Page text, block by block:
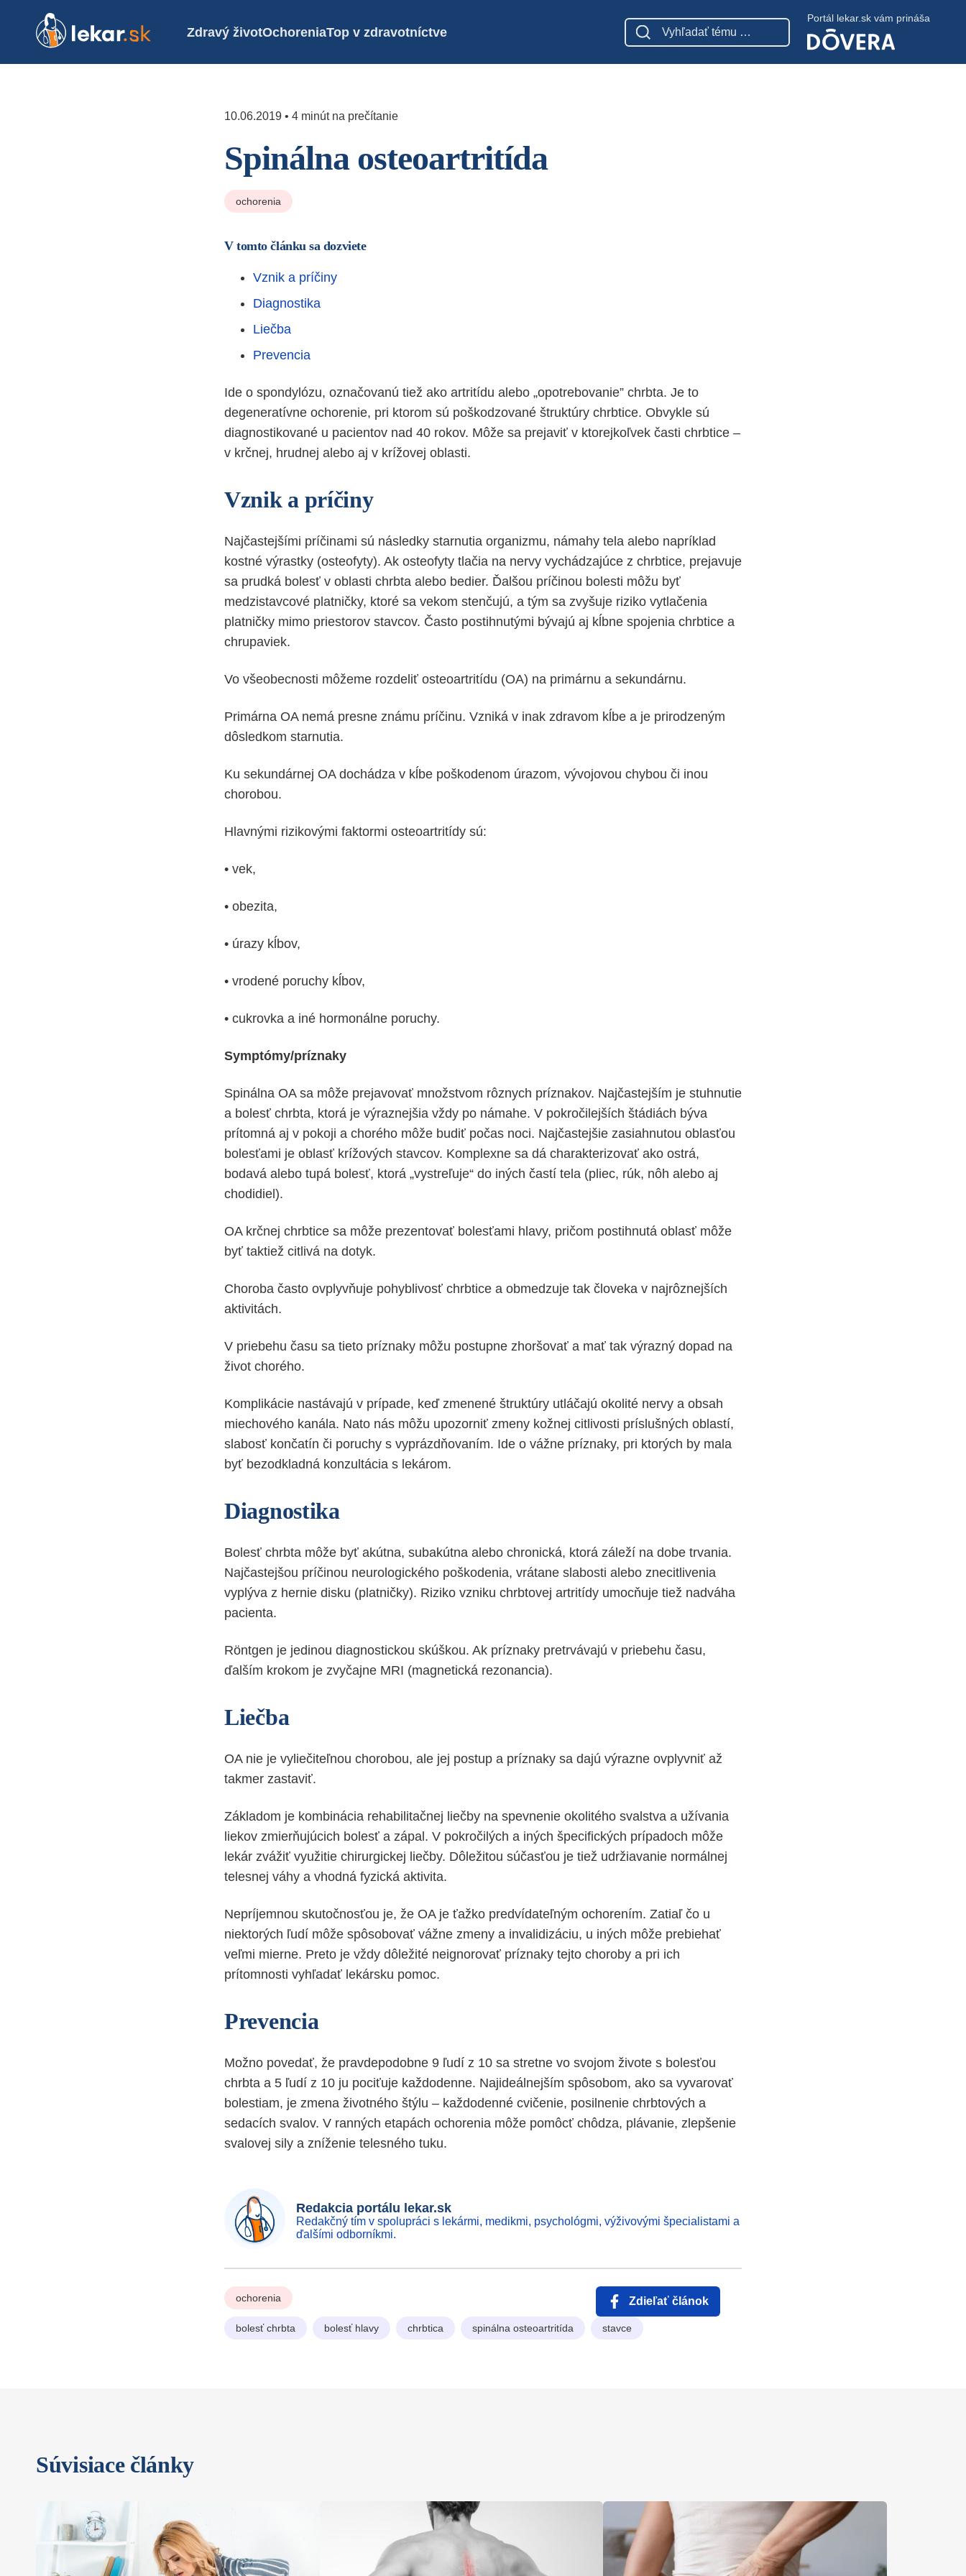
Zdravý životOchoreniaTop v zdravotníctve
Portál lekar.sk vám prináša
10.06.2019 • 4 minút na prečítanie
Spinálna osteoartritída
ochorenia
V tomto článku sa dozviete
Vznik a príčiny
Diagnostika
Liečba
Prevencia
Ide o spondylózu, označovanú tiež ako artritídu alebo „opotrebovanie” chrbta. Je to
degeneratívne ochorenie, pri ktorom sú poškodzované štruktúry chrbtice. Obvykle sú
diagnostikované u pacientov nad 40 rokov. Môže sa prejaviť v ktorejkoľvek časti chrbtice –
v krčnej, hrudnej alebo aj v krížovej oblasti.
Vznik a príčiny
Najčastejšími príčinami sú následky starnutia organizmu, námahy tela alebo napríklad
kostné výrastky (osteofyty). Ak osteofyty tlačia na nervy vychádzajúce z chrbtice, prejavuje
sa prudká bolesť v oblasti chrbta alebo bedier. Ďalšou príčinou bolesti môžu byť
medzistavcové platničky, ktoré sa vekom stenčujú, a tým sa zvyšuje riziko vytlačenia
platničky mimo priestorov stavcov. Často postihnutými bývajú aj kĺbne spojenia chrbtice a
chrupaviek.
Vo všeobecnosti môžeme rozdeliť osteoartritídu (OA) na primárnu a sekundárnu.
Primárna OA nemá presne známu príčinu. Vzniká v inak zdravom kĺbe a je prirodzeným
dôsledkom starnutia.
Ku sekundárnej OA dochádza v kĺbe poškodenom úrazom, vývojovou chybou či inou
chorobou.
Hlavnými rizikovými faktormi osteoartritídy sú:
• vek,
• obezita,
• úrazy kĺbov,
• vrodené poruchy kĺbov,
• cukrovka a iné hormonálne poruchy.
Symptómy/príznaky
Spinálna OA sa môže prejavovať množstvom rôznych príznakov. Najčastejším je stuhnutie
a bolesť chrbta, ktorá je výraznejšia vždy po námahe. V pokročilejších štádiách býva
prítomná aj v pokoji a chorého môže budiť počas noci. Najčastejšie zasiahnutou oblasťou
bolesťami je oblasť krížových stavcov. Komplexne sa dá charakterizovať ako ostrá,
bodavá alebo tupá bolesť, ktorá „vystreľuje“ do iných častí tela (pliec, rúk, nôh alebo aj
chodidiel).
OA krčnej chrbtice sa môže prezentovať bolesťami hlavy, pričom postihnutá oblasť môže
byť taktiež citlivá na dotyk.
Choroba často ovplyvňuje pohyblivosť chrbtice a obmedzuje tak človeka v najrôznejších
aktivitách.
V priebehu času sa tieto príznaky môžu postupne zhoršovať a mať tak výrazný dopad na
život chorého.
Komplikácie nastávajú v prípade, keď zmenené štruktúry utláčajú okolité nervy a obsah
miechového kanála. Nato nás môžu upozorniť zmeny kožnej citlivosti príslušných oblastí,
slabosť končatín či poruchy s vyprázdňovaním. Ide o vážne príznaky, pri ktorých by mala
byť bezodkladná konzultácia s lekárom.
Diagnostika
Bolesť chrbta môže byť akútna, subakútna alebo chronická, ktorá záleží na dobe trvania.
Najčastejšou príčinou neurologického poškodenia, vrátane slabosti alebo znecitlivenia
vyplýva z hernie disku (platničky). Riziko vzniku chrbtovej artritídy umocňuje tiež nadváha
pacienta.
Röntgen je jedinou diagnostickou skúškou. Ak príznaky pretrvávajú v priebehu času,
ďalším krokom je zvyčajne MRI (magnetická rezonancia).
Liečba
OA nie je vyliečiteľnou chorobou, ale jej postup a príznaky sa dajú výrazne ovplyvniť až
takmer zastaviť.
Základom je kombinácia rehabilitačnej liečby na spevnenie okolitého svalstva a užívania
liekov zmierňujúcich bolesť a zápal. V pokročilých a iných špecifických prípadoch môže
lekár zvážiť využitie chirurgickej liečby. Dôležitou súčasťou je tiež udržiavanie normálnej
telesnej váhy a vhodná fyzická aktivita.
Nepríjemnou skutočnosťou je, že OA je ťažko predvídateľným ochorením. Zatiaľ čo u
niektorých ľudí môže spôsobovať vážne zmeny a invalidizáciu, u iných môže prebiehať
veľmi mierne. Preto je vždy dôležité neignorovať príznaky tejto choroby a pri ich
prítomnosti vyhľadať lekársku pomoc.
Prevencia
Možno povedať, že pravdepodobne 9 ľudí z 10 sa stretne vo svojom živote s bolesťou
chrbta a 5 ľudí z 10 ju pociťuje každodenne. Najideálnejším spôsobom, ako sa vyvarovať
bolestiam, je zmena životného štýlu – každodenné cvičenie, posilnenie chrbtových a
sedacích svalov. V ranných etapách ochorenia môže pomôcť chôdza, plávanie, zlepšenie
svalovej sily a zníženie telesného tuku.
Redakcia portálu lekar.sk
Redakčný tím v spolupráci s lekármi, medikmi, psychológmi, výživovými špecialistami a
ďalšími odborníkmi.
ochorenia Zdieľať článok
bolesť chrbta bolesť hlavy chrbtica spinálna osteoartritída stavce
Súvisiace články